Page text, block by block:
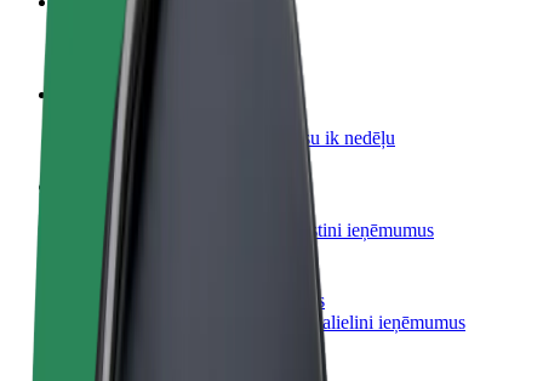
Kļūsti par autovadītāju
Gūsti ieņēmumus, kā vēlies
Kļūsti par kurjeru
Piegādā ēdienu un saņem izmaksu ik nedēļu
Pievieno restorānu vai veikalu
Sasniedz vairāk klientu un paaugstini ieņēmumus
Reģistrējies kā autoparka īpašnieks
Pievieno savu autoparku Bolt un palielini ieņēmumus